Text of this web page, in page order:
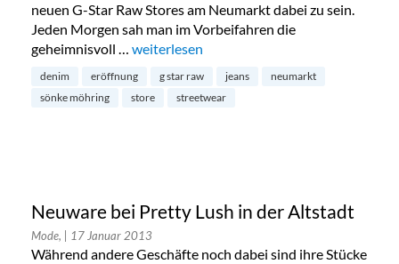
neuen G-Star Raw Stores am Neumarkt dabei zu sein.
Jeden Morgen sah man im Vorbeifahren die
geheimnisvoll … „G-Star Raw Store Eröffnung in der Kölner
weiterlesen
denim eröffnung g star raw jeans
neumarkt
sönke möhring
store streetwear
Neuware bei Pretty Lush in der Altstadt
Mode, | 17 Januar 2013
Während andere Geschäfte noch dabei sind ihre Stücke